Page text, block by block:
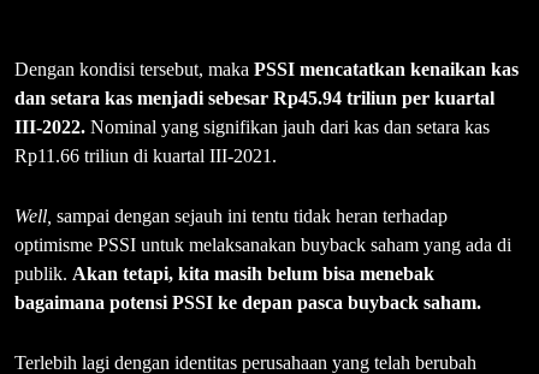
Dengan kondisi tersebut, maka PSSI mencatatkan kenaikan kas
dan setara kas menjadi sebesar Rp45.94 triliun per kuartal
III-2022. Nominal yang signifikan jauh dari kas dan setara kas
Rp11.66 triliun di kuartal III-2021.
Well, sampai dengan sejauh ini tentu tidak heran terhadap
optimisme PSSI untuk melaksanakan buyback saham yang ada di
publik. Akan tetapi, kita masih belum bisa menebak
bagaimana potensi PSSI ke depan pasca buyback saham.
Terlebih lagi dengan identitas perusahaan yang telah berubah